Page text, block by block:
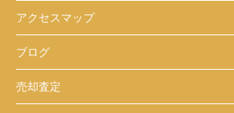
アクセスマップ
ブログ
売却査定